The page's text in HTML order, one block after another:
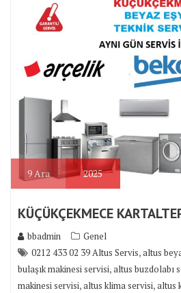
9Ara 2025
KÜÇÜKÇEKMECE
bbadmin
Genel
0212 433 02 39 Altus Servis,altus
bulaşık makinesi servisi,altus buzdolabı
makinesi servisi,altus klima servisi,altus